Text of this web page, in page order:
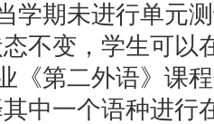
期未进行单元测
不变，学生可以
第二外语》课程
中一个语种进行